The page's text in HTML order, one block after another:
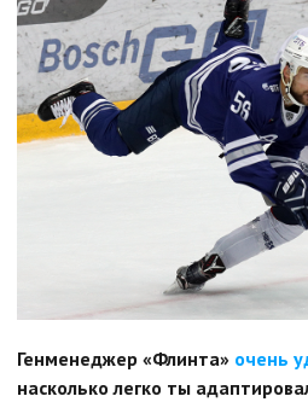
Генменеджер «Флинта» очень
насколько легко ты